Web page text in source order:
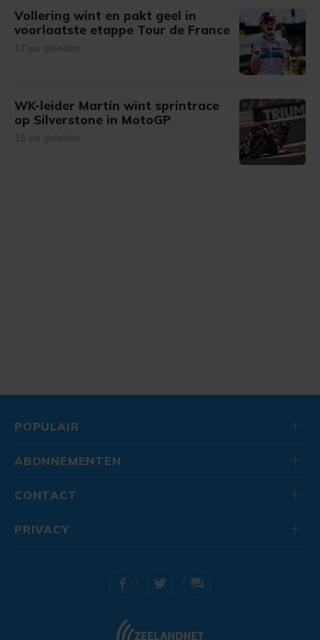
Vollering wint en pakt geel in
voorlaatste etappe Tour de France
17 uur geleden
WK-leider Martín wint sprintrace
op Silverstone in MotoGP
18 uur geleden
POPULAIR
ABONNEMENTEN
CONTACT
PRIVACY